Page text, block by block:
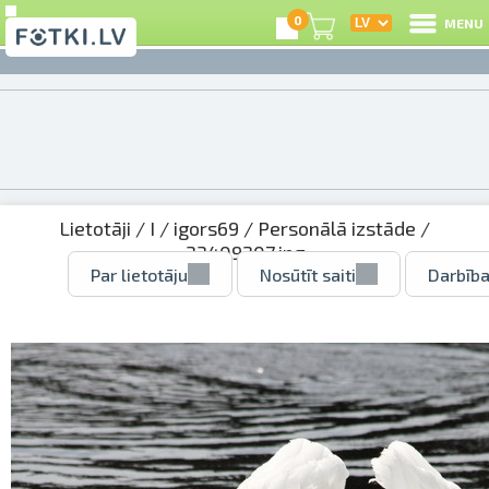
0 MENU
Lietotāji / I / igors69 / Personālā izstāde /
33409207.jpg
Par lietotāju Nosūtīt saiti